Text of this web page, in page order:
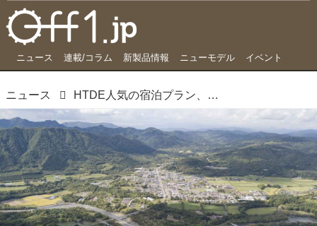
ニュース 連載/コラム 新製品情報 ニューモデル イベント
ニュース HTDE人気の宿泊プラン、早期エントリーを忘れるなかれ